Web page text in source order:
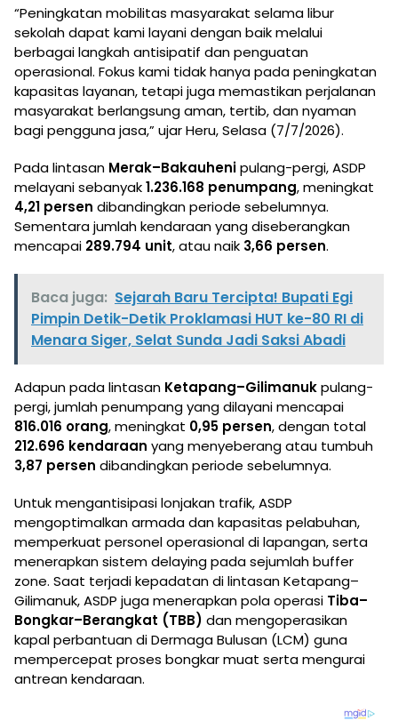
“Peningkatan mobilitas masyarakat selama libur
sekolah dapat kami layani dengan baik melalui
berbagai langkah antisipatif dan penguatan
operasional. Fokus kami tidak hanya pada peningkatan
kapasitas layanan, tetapi juga memastikan perjalanan
masyarakat berlangsung aman, tertib, dan nyaman
bagi pengguna jasa,” ujar Heru, Selasa (7/7/2026).
Pada lintasan Merak–Bakauhenipulang-pergi, ASDP
melayani sebanyak1.236.168 penumpang, meningkat
4,21 persen dibandingkan periode sebelumnya.
Sementara jumlah kendaraan yang diseberangkan
mencapai 289.794 unit, atau naik 3,66 persen.
Baca juga: Sejarah Baru Tercipta! Bupati Egi
Pimpin Detik-Detik Proklamasi HUT ke-80 RI di
Menara Siger, Selat Sunda Jadi Saksi Abadi
Adapun pada lintasan Ketapang–Gilimanukpulang-
pergi, jumlah penumpang yang dilayani mencapai
816.016 orang, meningkat 0,95 persen, dengan total
212.696 kendaraan yang menyeberang atau tumbuh
3,87 persen dibandingkan periode sebelumnya.
Untuk mengantisipasi lonjakan trafik, ASDP
mengoptimalkan armada dan kapasitas pelabuhan,
memperkuat personel operasional di lapangan, serta
menerapkan sistem delaying pada sejumlah buffer
zone. Saat terjadi kepadatan di lintasan Ketapang–
Gilimanuk, ASDP juga menerapkan pola operasi Tiba–
Bongkar–Berangkat (TBB) dan mengoperasikan
kapal perbantuan di Dermaga Bulusan (LCM) guna
mempercepat proses bongkar muat serta mengurai
antrean kendaraan.